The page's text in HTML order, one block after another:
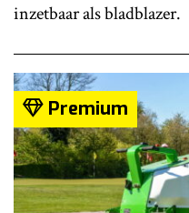
inzetbaar als bladblazer.
Premium